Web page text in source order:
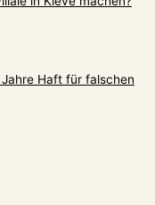
Haft für falschen